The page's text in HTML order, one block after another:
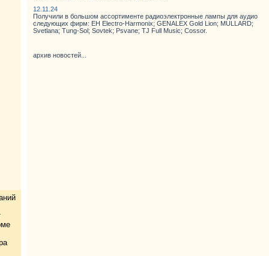
12.11.24
Получили в большом ассортименте радиоэлектронные лампы для аудио
следующих фирм: EH Electro-Harmonix; GENALEX Gold Lion; MULLARD;
Svetlana; Tung-Sol; Sovtek; Psvane; TJ Full Music; Cossor.
архив новостей...